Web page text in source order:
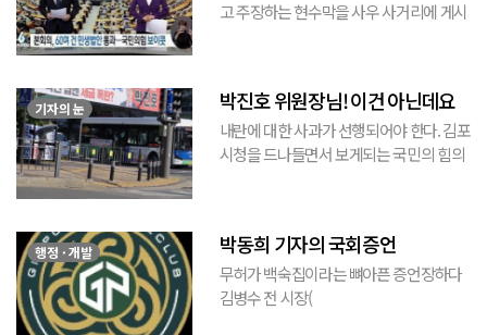
고 주장하는 현수막을 사우 사거리에 게시
민(惑...
기자의 눈 박진호 위원장님! 이건 아닌데요
내란에 대한 사과가 선행되어야 한다. 김포
시청을 드나들면서 보게되는 국민의 힘의
이 하...
행정 · 개발 박동희 기자의 국회증언
무허가 백숙집이라는 뼈아픈 증언장하다
김병수 전 시장(